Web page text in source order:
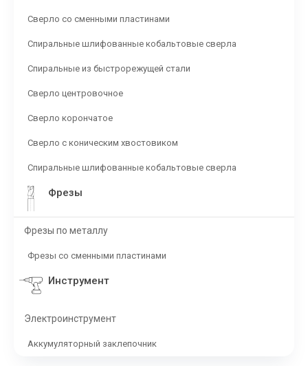
Сверло со сменными пластинами
Спиральные шлифованные кобальтовые сверла
Спиральные из быстрорежущей стали
Сверло центровочное
Сверло корончатое
Сверло с коническим хвостовиком
Спиральные шлифованные кобальтовые сверла
Фрезы
Фрезы по металлу
Фрезы со сменными пластинами
Инструмент
Электроинструмент
Аккумуляторный заклепочник